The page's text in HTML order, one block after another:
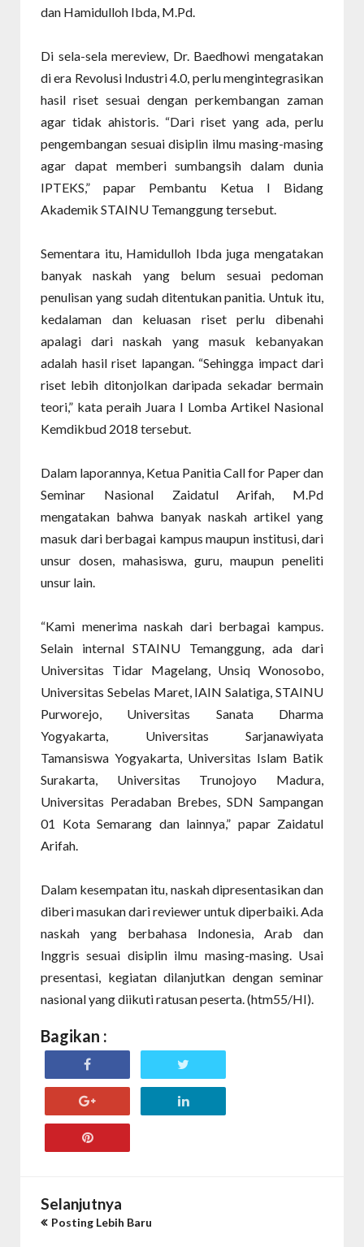
dan Hamidulloh Ibda, M.Pd.
Di sela-sela mereview, Dr. Baedhowi mengatakan
di era Revolusi Industri 4.0, perlu mengintegrasikan
hasil riset sesuai dengan perkembangan zaman
agar tidak ahistoris. “Dari riset yang ada, perlu
pengembangan sesuai disiplin ilmu masing-masing
agar dapat memberi sumbangsih dalam dunia
IPTEKS,” papar Pembantu Ketua I Bidang
Akademik STAINU Temanggung tersebut.
Sementara itu, Hamidulloh Ibda juga mengatakan
banyak naskah yang belum sesuai pedoman
penulisan yang sudah ditentukan panitia. Untuk itu,
kedalaman dan keluasan riset perlu dibenahi
apalagi dari naskah yang masuk kebanyakan
adalah hasil riset lapangan. “Sehingga impact dari
riset lebih ditonjolkan daripada sekadar bermain
teori,” kata peraih Juara I Lomba Artikel Nasional
Kemdikbud 2018 tersebut.
Dalam laporannya, Ketua Panitia Call for Paper dan
Seminar Nasional Zaidatul Arifah, M.Pd
mengatakan bahwa banyak naskah artikel yang
masuk dari berbagai kampus maupun institusi, dari
unsur dosen, mahasiswa, guru, maupun peneliti
unsur lain.
“Kami menerima naskah dari berbagai kampus.
Selain internal STAINU Temanggung, ada dari
Universitas Tidar Magelang, Unsiq Wonosobo,
Universitas Sebelas Maret, IAIN Salatiga, STAINU
Purworejo, Universitas Sanata Dharma
Yogyakarta, Universitas Sarjanawiyata
Tamansiswa Yogyakarta, Universitas Islam Batik
Surakarta, Universitas Trunojoyo Madura,
Universitas Peradaban Brebes, SDN Sampangan
01 Kota Semarang dan lainnya,” papar Zaidatul
Arifah.
Dalam kesempatan itu, naskah dipresentasikan dan
diberi masukan dari reviewer untuk diperbaiki. Ada
naskah yang berbahasa Indonesia, Arab dan
Inggris sesuai disiplin ilmu masing-masing. Usai
presentasi, kegiatan dilanjutkan dengan seminar
nasional yang diikuti ratusan peserta. (htm55/HI).
Bagikan :
Selanjutnya
Posting Lebih Baru